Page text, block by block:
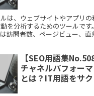
は、ウェブサイトやアプリ
を分析するためのツールです
訪問者数、ページビュー、直
【SEO用語集
チャネルパフォー
とは？IT用語をサ